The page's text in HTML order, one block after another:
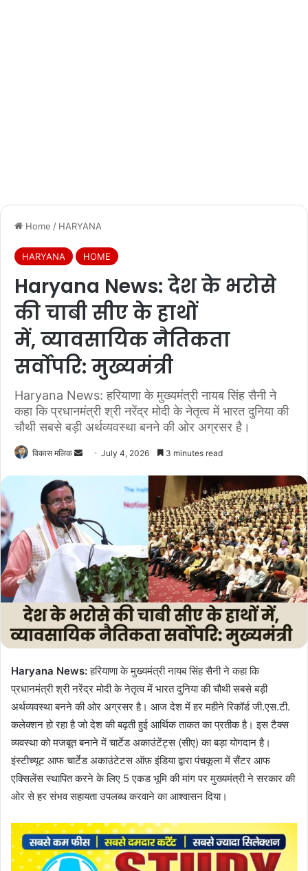
Home / HARYANA
HARYANA HOME
Haryana News: देश के भरोसे
की चाबी सीए के हाथों
में, व्यावसायिक नैतिकता
सर्वोपरि: मुख्यमंत्री
Haryana News: हरियाणा के मुख्यमंत्री नायब सिंह सैनी ने
कहा कि प्रधानमंत्री श्री नरेंद्र मोदी के नेतृत्व में भारत दुनिया की
चौथी सबसे बड़ी अर्थव्यवस्था बनने की ओर अग्रसर है।
विकास मलिक
a
n
e
m
a
i
l
July 4, 2026 3 minutes read
Haryana News:हरियाणा के मुख्यमंत्री नायब सिंह सैनी ने कहा कि
प्रधानमंत्री श्री नरेंद्र मोदी के नेतृत्व में भारत दुनिया की चौथी सबसे बड़ी
अर्थव्यवस्था बनने की ओर अग्रसर है। आज देश में हर महीने रिकॉर्ड जी.एस.टी.
कलेक्शन हो रहा है जो देश की बढ़ती हुई आर्थिक ताकत का प्रतीक है। इस टैक्स
व्यवस्था को मजबूत बनाने में चार्टेड अकाउंटेंट्स (सीए) का बड़ा योगदान है।
इंस्टीच्यूट आफ चार्टेड अकाउंटेटस ऑफ़ इंडिया द्वारा पंचकूला में सैंटर आफ
एक्सिलेंस स्थापित करने के लिए 5 एकड भूमि की मांग पर मुख्यमंत्री ने सरकार की
ओर से हर संभव सहायता उपलब्ध करवाने का आश्वासन दिया।